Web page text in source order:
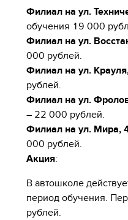
Филиал на ул.
обучения 19 000
Филиал на ул.
000 рублей.
Филиал на ул.
рублей.
Филиал на ул.
– 22 000 рублей.
Филиал на ул. Мира,
000 рублей.
Акция:
В автошколе
период обучения.
рублей.